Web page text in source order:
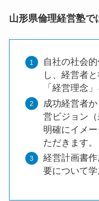
山形県倫理経営塾で
自社の社会
し、経営者
「経営理念
成功経営者
営ビジョン
明確にイメ
ただきます。
経営計画書
要について学